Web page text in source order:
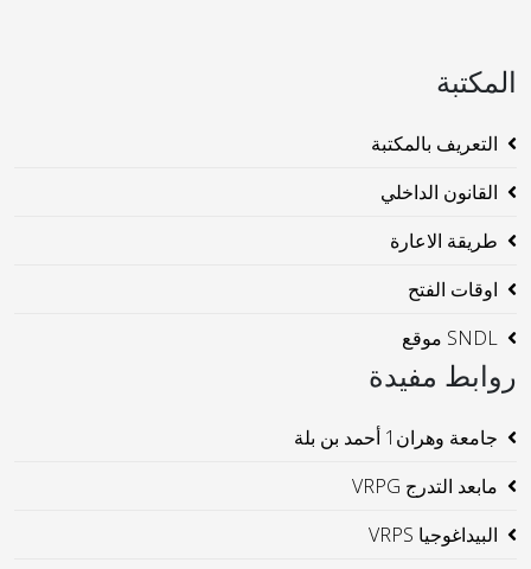
المكتبة
التعريف بالمكتبة
القانون الداخلي
طريقة الاعارة
اوقات الفتح
SNDL موقع
روابط مفيدة
جامعة وهران1 أحمد بن بلة
مابعد التدرج VRPG
البيداغوجيا VRPS